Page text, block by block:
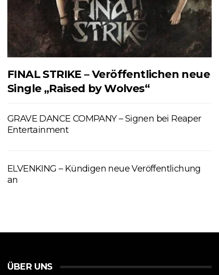
FINAL STRIKE – Veröffentlichen neue
Single „Raised by Wolves“
GRAVE DANCE COMPANY – Signen bei Reaper
Entertainment
ELVENKING – Kündigen neue Veröffentlichung
an
ÜBER UNS